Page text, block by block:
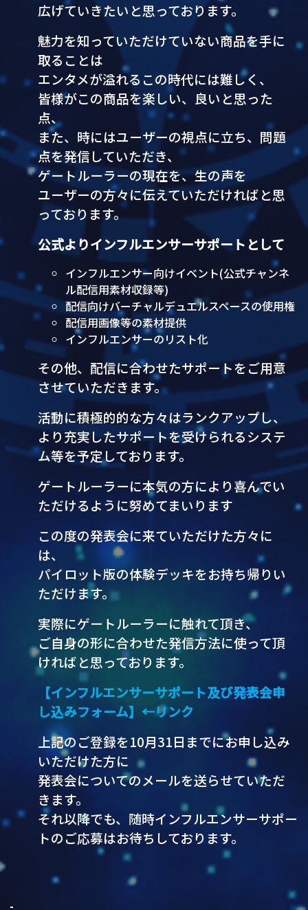
広げていきたいと思っております。
魅力を知っていただけていない商品を手に
取ることは
エンタメが溢れるこの時代には難しく、
皆様がこの商品を楽しい、良いと思った
点、
また、時にはユーザーの視点に立ち、問題
点を発信していただき、
ゲートルーラーの現在を、生の声を
ユーザーの方々に伝えていただければと思
っております。
公式よりインフルエンサーサポートとして
インフルエンサー向けイベント(公式チャンネ
ル配信用素材収録等)
配信向けバーチャルデュエルスペースの使用権
配信用画像等の素材提供
インフルエンサーのリスト化
その他、配信に合わせたサポートをご用意
させていただきます。
活動に積極的的な方々はランクアップし、
より充実したサポートを受けられるシステ
ム等を予定しております。
ゲートルーラーに本気の方により喜んでい
ただけるように努めてまいります
この度の発表会に来ていただけた方々に
は、
パイロット版の体験デッキをお持ち帰りい
ただけます。
実際にゲートルーラーに触れて頂き、
ご自身の形に合わせた発信方法に使って頂
ければと思っております。
【インフルエンサーサポート及び発表会申
し込みフォーム】←リンク
上記のご登録を10月31日までにお申し込み
いただけた方に
発表会についてのメールを送らせていただ
きます。
それ以降でも、随時インフルエンサーサポー
トのご応募はお待ちしております。